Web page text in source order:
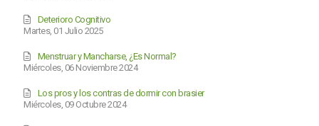
Martes, 01 Julio 2025
Deterioro Cognitivo
Miércoles, 06 Noviembre 2024
Menstruar y Mancharse, ¿Es Normal?
Miércoles, 09 Octubre 2024
Los pros y los contras de dormir con brasier